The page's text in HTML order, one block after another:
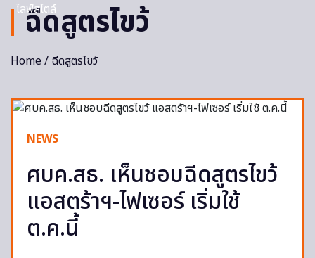
ไลฟ์สไตล์
ฉีดสูตรไขว้
Home/ ฉีดสูตรไขว้
NEWS
ศบค.สธ. เห็นชอบฉีดสูตรไขว้
แอสตร้าฯ-ไฟเซอร์ เริ่มใช้
ต.ค.นี้